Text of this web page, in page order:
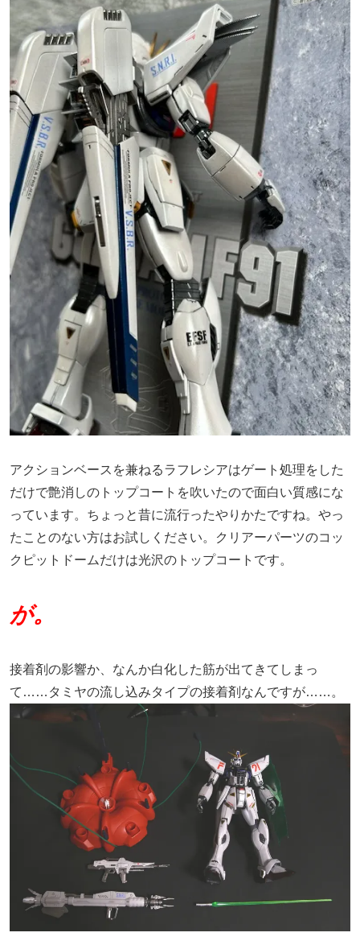
アクションベースを兼ねるラフレシアはゲート処理をした
だけで艶消しのトップコートを吹いたので面白い質感にな
っています。ちょっと昔に流行ったやりかたですね。やっ
たことのない方はお試しください。クリアーパーツのコッ
クピットドームだけは光沢のトップコートです。
が。
接着剤の影響か、なんか白化した筋が出てきてしまっ
て……タミヤの流し込みタイプの接着剤なんですが……。